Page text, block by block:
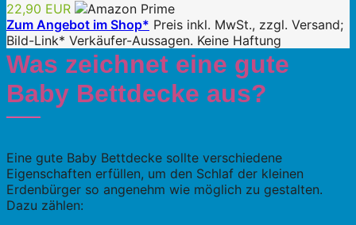
22,90 EUR
Zum Angebot im Shop* Preis inkl. MwSt., zzgl. Versand;
Bild-Link* Verkäufer-Aussagen. Keine Haftung
Was zeichnet eine gute
Baby Bettdecke aus?
Eine gute Baby Bettdecke sollte verschiedene
Eigenschaften erfüllen, um den Schlaf der kleinen
Erdenbürger so angenehm wie möglich zu gestalten.
Dazu zählen: